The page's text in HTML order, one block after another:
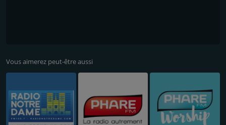
Vous aimerez peut-être aussi